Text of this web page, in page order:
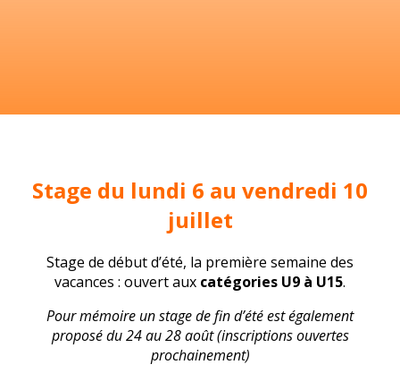
Stage du lundi 6 au vendredi 10
juillet
Stage de début d’été, la première semaine des
vacances : ouvert aux catégories U9 à U15.
Pour mémoire un stage de fin d’été est également
proposé du 24 au 28 août (inscriptions ouvertes
prochainement)